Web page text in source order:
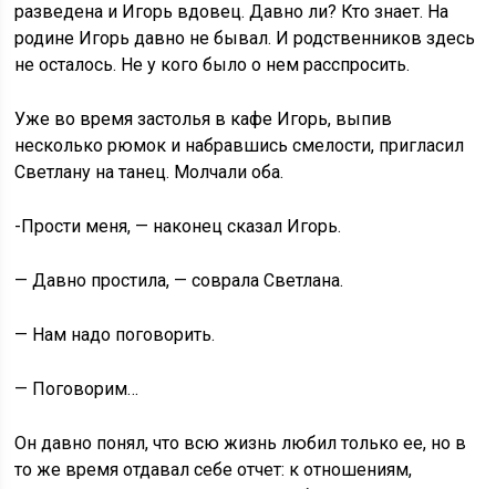
разведена и Игорь вдовец. Давно ли? Кто знает. На
родине Игорь давно не бывал. И родственников здесь
не осталось. Не у кого было о нем расспросить.
Уже во время застолья в кафе Игорь, выпив
несколько рюмок и набравшись смелости, пригласил
Светлану на танец. Молчали оба.
-Прости меня, — наконец сказал Игорь.
— Давно простила, — соврала Светлана.
— Нам надо поговорить.
— Поговорим…
Он давно понял, что всю жизнь любил только ее, но в
то же время отдавал себе отчет: к отношениям,